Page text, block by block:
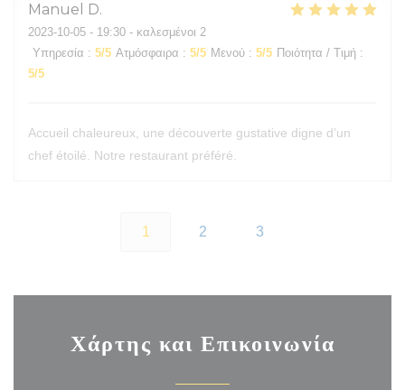
Manuel D
2023-10-05 - 19:30 - καλεσμένοι 2
Υπηρεσία : 5/5 Ατμόσφαιρα : 5/5 Μενού : 5/5 Ποιότητα / Τιμή :
5/5
Accueil chaleureux, une découverte gustative digne d’un
chef étoilé. Notre restaurant préféré.
1 2 3
Χάρτης και Επικοινωνία